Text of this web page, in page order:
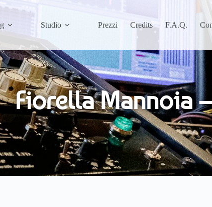
Studio Prezzi Credits F.A.Q.
Fiorella Mannoia